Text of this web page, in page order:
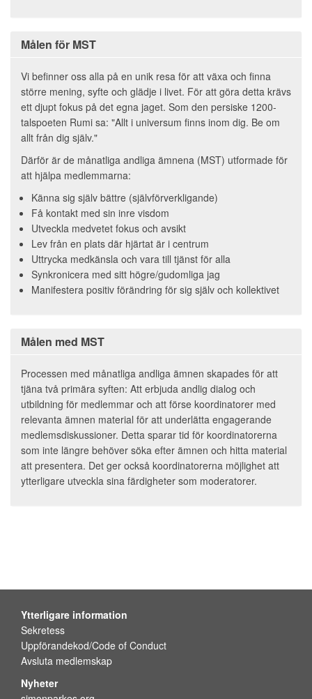
Målen för MST
Vi befinner oss alla på en unik resa för att växa och finna
större mening, syfte och glädje i livet. För att göra detta krävs
ett djupt fokus på det egna jaget. Som den persiske 1200-
talspoeten Rumi sa: "Allt i universum finns inom dig. Be om
allt från dig själv."
Därför är de månatliga andliga ämnena (MST) utformade för
att hjälpa medlemmarna:
Känna sig själv bättre (självförverkligande)
Få kontakt med sin inre visdom
Utveckla medvetet fokus och avsikt
Lev från en plats där hjärtat är i centrum
Uttrycka medkänsla och vara till tjänst för alla
Synkronicera med sitt högre/gudomliga jag
Manifestera positiv förändring för sig själv och kollektivet
Målen med MST
Processen med månatliga andliga ämnen skapades för att
tjäna två primära syften: Att erbjuda andlig dialog och
utbildning för medlemmar och att förse koordinatorer med
relevanta ämnen material för att underlätta engagerande
medlemsdiskussioner. Detta sparar tid för koordinatorerna
som inte längre behöver söka efter ämnen och hitta material
att presentera. Det ger också koordinatorerna möjlighet att
ytterligare utveckla sina färdigheter som moderatorer.
Ytterligare information
Sekretess
Uppförandekod/Code of Conduct
Avsluta medlemskap
Nyheter